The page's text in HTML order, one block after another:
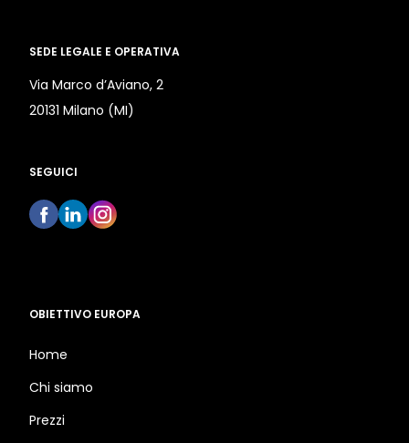
SEDE LEGALE E OPERATIVA
Via Marco d’Aviano, 2
20131 Milano (MI)
SEGUICI
OBIETTIVO EUROPA
Home
Chi siamo
Prezzi